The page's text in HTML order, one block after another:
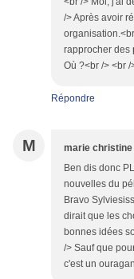
/> Après avoir
rapprocher des
Où ?<br /> <br
Répondre
M marie christine
Ben dis donc
nouvelles du
Bravo
dirait que les
bonnes idées
/> Sauf que
c'est un